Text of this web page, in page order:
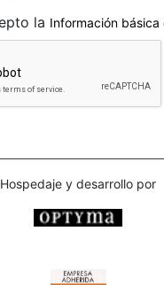
He leido y acepto la Información
Hospedaje y desarrollo por